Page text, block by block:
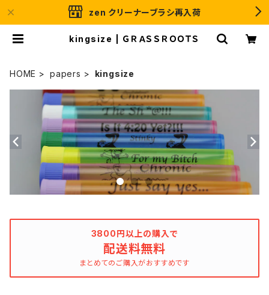
zen クリーナーブラシ再入荷
kingsize | ＧＲＡＳＳＲＯＯＴＳ
HOME papers kingsize
3800円以上の購入で
配送料無料
まとめてのご購入がおすすめです